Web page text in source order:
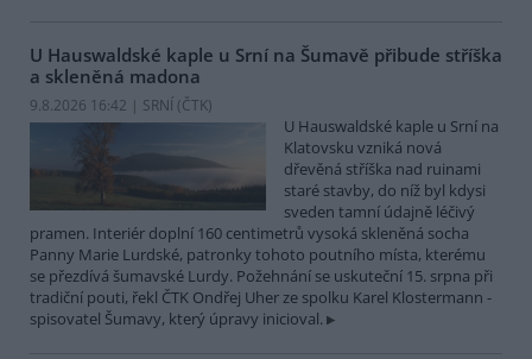
U Hauswaldské kaple u Srní na Šumavě přibude stříška
a skleněná madona
9.8.2026 16:42 | SRNÍ (ČTK)
U Hauswaldské kaple u Srní na
Klatovsku vzniká nová
dřevěná stříška nad ruinami
staré stavby, do níž byl kdysi
sveden tamní údajně léčivý
pramen. Interiér doplní 160 centimetrů vysoká skleněná socha
Panny Marie Lurdské, patronky tohoto poutního místa, kterému
se přezdívá šumavské Lurdy. Požehnání se uskuteční 15. srpna při
tradiční pouti, řekl ČTK Ondřej Uher ze spolku Karel Klostermann -
spisovatel Šumavy, který úpravy inicioval.